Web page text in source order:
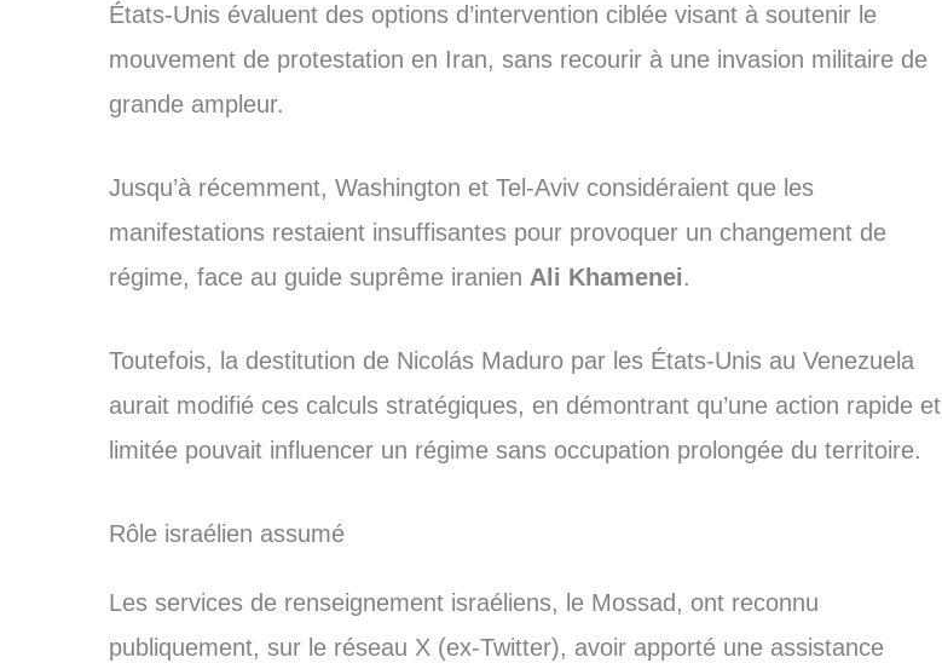
États-Unis évaluent des options d’intervention ciblée visant à soutenir le
mouvement de protestation en Iran, sans recourir à une invasion militaire de
grande ampleur.
Jusqu’à récemment, Washington et Tel-Aviv considéraient que les
manifestations restaient insuffisantes pour provoquer un changement de
régime, face au guide suprême iranien Ali Khamenei.
Toutefois, la destitution de Nicolás Maduro par les États-Unis au Venezuela
aurait modifié ces calculs stratégiques, en démontrant qu’une action rapide et
limitée pouvait influencer un régime sans occupation prolongée du territoire.
Rôle israélien assumé
Les services de renseignement israéliens, le Mossad, ont reconnu
publiquement, sur le réseau X (ex-Twitter), avoir apporté une assistance